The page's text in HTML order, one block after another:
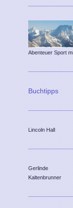
Abenteuer Sport
Buchtipps
Lincoln Hall
Gerlinde
Kaltenbrunner